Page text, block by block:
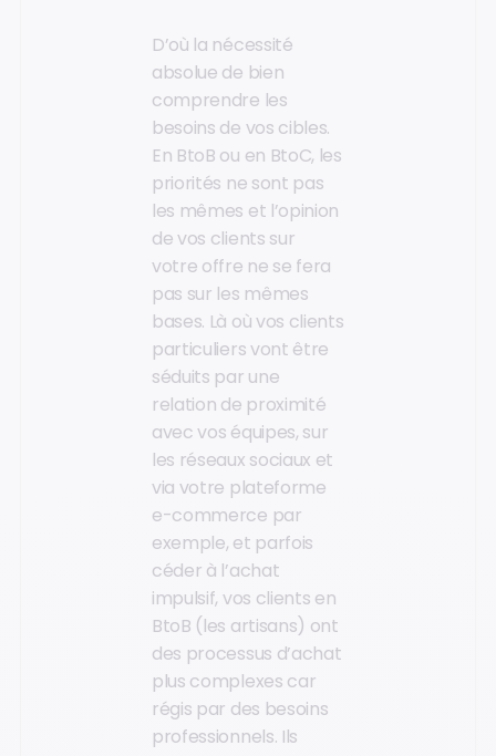
D’où la nécessité
absolue de bien
comprendre les
besoins de vos cibles.
En BtoB ou en BtoC, les
priorités ne sont pas
les mêmes et l’opinion
de vos clients sur
votre offre ne se fera
pas sur les mêmes
bases. Là où vos clients
particuliers vont être
séduits par une
relation de proximité
avec vos équipes, sur
les réseaux sociaux et
via votre plateforme
e-commerce par
exemple, et parfois
céder à l’achat
impulsif, vos clients en
BtoB (les artisans) ont
des processus d’achat
plus complexes car
régis par des besoins
professionnels. Ils